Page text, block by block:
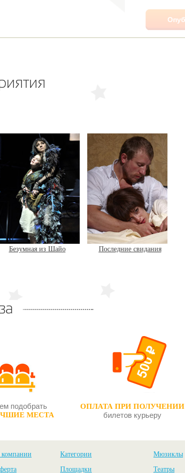
Последние свидания Смешной человек
подобрать
МЕСТА
ОПЛАТА ПРИ ПОЛУЧЕНИИ
билетов курьеру
Категории
Площадки
Мюзиклы
Театры